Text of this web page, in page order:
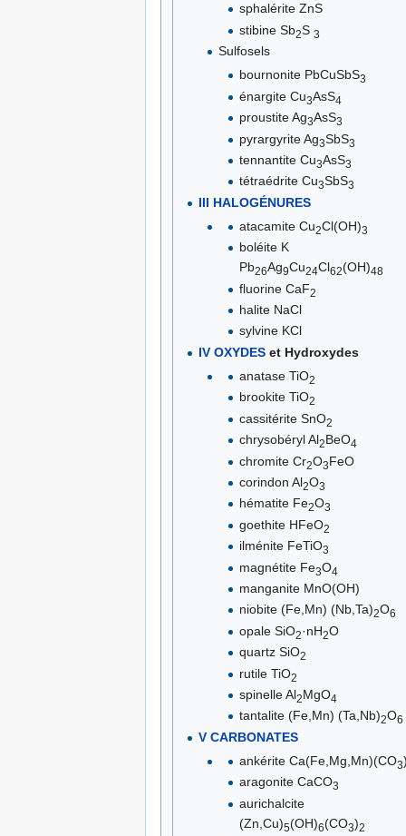
sphalérite ZnS
stibine Sb2S 3
Sulfosels
bournonite PbCuSbS3
énargite Cu3AsS4
proustite Ag3AsS3
pyrargyrite Ag3SbS3
tennantite Cu3AsS3
tétraédrite Cu3SbS3
III HALOGÉNURES
atacamite Cu2Cl(OH)3
boléite K
Pb26Ag9Cu24Cl62(OH)48
fluorine CaF2
halite NaCl
sylvine KCl
IV OXYDESet Hydroxydes
anatase TiO2
brookite TiO2
cassitérite SnO2
chrysobéryl Al2BeO4
chromite Cr2O3FeO
corindon Al2O3
hématite Fe2O3
goethite HFeO2
ilménite FeTiO3
magnétite Fe3O4
manganite MnO(OH)
niobite (Fe,Mn) (Nb,Ta)2O6
opale SiO2·nH2O
quartz SiO2
rutile TiO2
spinelle Al2MgO4
tantalite (Fe,Mn) (Ta,Nb)2O6
V CARBONATES
ankérite Ca(Fe,Mg,Mn)(CO3
aragonite CaCO3
aurichalcite
(Zn,Cu)5(OH)6(CO3)2